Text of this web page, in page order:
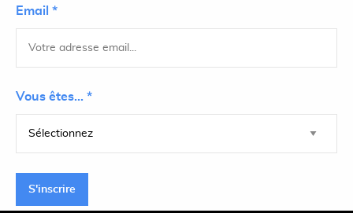
Email *
Vous êtes... *
S'inscrire